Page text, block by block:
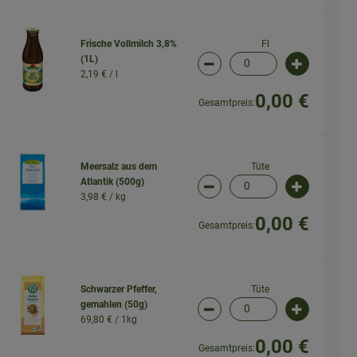
ändern
Frische Vollmilch 3,8%
(1L)
2,19 € /
Fl
Artikelanzahl verringern
Gesamtpreis:0,00 €
ändern
Meersalz aus dem
Atlantik (500g)
3,98 € / kg
Tüte
Artikelanzahl verringern
Gesamtpreis:0,00 €
ändern
Schwarzer Pfeffer,
gemahlen (50g)
69,80 € / 1kg
Tüte
Artikelanzahl verringern
Gesamtpreis:0,00 €